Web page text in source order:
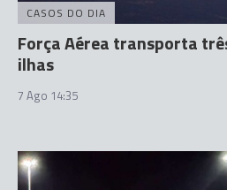
CASOS DO DIA
Força Aérea transporta
ilhas
7 Ago 14:35